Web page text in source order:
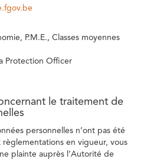
P.M.E., Classes moyennes
Protection Officer
le traitement de
personnelles n’ont pas été
en vigueur, vous
plainte auprès l’Autorité de